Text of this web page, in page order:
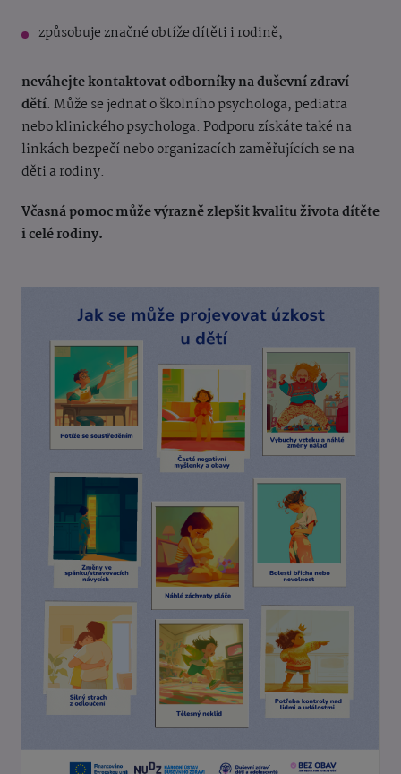
způsobuje značné obtíže dítěti i rodině,
neváhejte kontaktovat odborníky na duševní zdraví
dětí. Může se jednat o školního psychologa, pediatra
nebo klinického psychologa. Podporu získáte také na
linkách bezpečí nebo organizacích zaměřujících se na
děti a rodiny.
Včasná pomoc může výrazně zlepšit kvalitu života dítěte
i celé rodiny.